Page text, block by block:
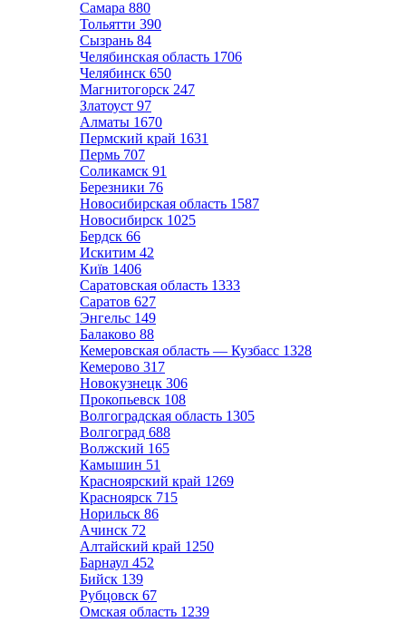
Самара 880
Тольятти 390
Сызрань 84
Челябинская область 1706
Челябинск 650
Магнитогорск 247
Златоуст 97
Алматы 1670
Пермский край 1631
Пермь 707
Соликамск 91
Березники 76
Новосибирская область 1587
Новосибирск 1025
Бердск 66
Искитим 42
Київ 1406
Саратовская область 1333
Саратов 627
Энгельс 149
Балаково 88
Кемеровская область — Кузбасс 1328
Кемерово 317
Новокузнецк 306
Прокопьевск 108
Волгоградская область 1305
Волгоград 688
Волжский 165
Камышин 51
Красноярский край 1269
Красноярск 715
Норильск 86
Ачинск 72
Алтайский край 1250
Барнаул 452
Бийск 139
Рубцовск 67
Омская область 1239